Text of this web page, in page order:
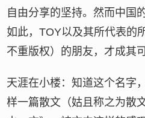
自由分享的坚持。然而中国
如此，TOY以及其所代表的
不重版权）的朋友，才成其可
天涯在小楼：知道这个名字
样一篇散文（姑且称之为散